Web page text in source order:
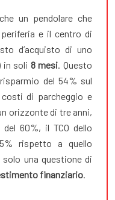
un pendolare che
e il centro di
d’acquisto di uno
in soli 8 mesi. Questo
del 54% sul
costi di parcheggio e
orizzonte di tre anni,
60%, il TCO dello
rispetto a quello
solo una questione di
finanziario.